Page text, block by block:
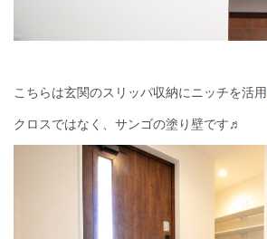
こちらは玄関のスリッパ収納にニッチを活用
クロスではなく、サンゴの塗り壁です♬